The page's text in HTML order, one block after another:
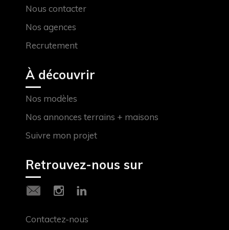
Nous contacter
Nos agences
Recrutement
À découvrir
Nos modèles
Nos annonces terrains + maisons
Suivre mon projet
Retrouvez-nous sur
Contactez-nous